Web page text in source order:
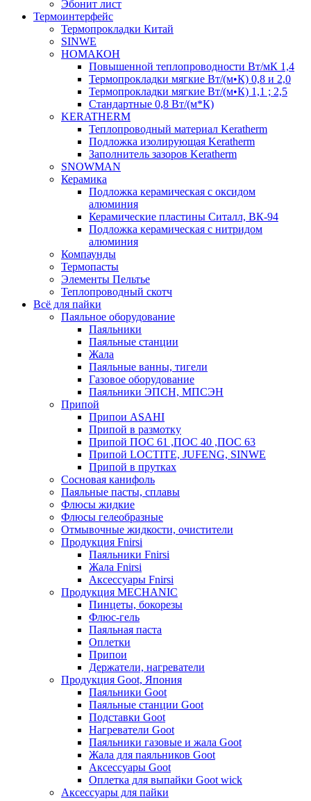
Эбонит лист
Термоинтерфейс
Термопрокладки Китай
SINWE
НОМАКОН
Повышенной теплопроводности Вт/мК 1,4
Термопрокладки мягкие Вт/(м•К) 0,8 и 2,0
Термопрокладки мягкие Вт/(м•К) 1,1 ; 2,5
Стандартные 0,8 Вт/(м*К)
KERATHERM
Теплопроводный материал Keratherm
Подложка изолирующая Keratherm
Заполнитель зазоров Keratherm
SNOWMAN
Керамика
Подложка керамическая с оксидом
алюминия
Керамические пластины Ситалл, ВК-94
Подложка керамическая с нитридом
алюминия
Компаунды
Термопасты
Элементы Пельтье
Теплопроводный скотч
Всё для пайки
Паяльное оборудование
Паяльники
Паяльные станции
Жала
Паяльные ванны, тигели
Газовое оборудование
Паяльники ЭПСН, МПСЭН
Припой
Припои ASAHI
Припой в размотку
Припой ПОС 61 ,ПОС 40 ,ПОС 63
Припой LOCTITE, JUFENG, SINWE
Припой в прутках
Сосновая канифоль
Паяльные пасты, сплавы
Флюсы жидкие
Флюсы гелеобразные
Отмывочные жидкости, очистители
Продукция Fnirsi
Паяльники Fnirsi
Жала Fnirsi
Аксессуары Fnirsi
Продукция MECHANIC
Пинцеты, бокорезы
Флюс-гель
Паяльная паста
Оплетки
Припои
Держатели, нагреватели
Продукция Goot, Япония
Паяльники Goot
Паяльные станции Goot
Подставки Goot
Нагреватели Goot
Паяльники газовые и жала Goot
Жала для паяльников Goot
Аксессуары Goot
Оплетка для выпайки Goot wick
Аксессуары для пайки